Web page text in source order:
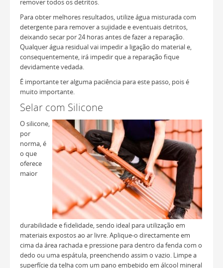
remover todos os detritos.
Para obter melhores resultados, utilize água misturada com
detergente para remover a sujidade e eventuais detritos,
deixando secar por 24 horas antes de fazer a reparação.
Qualquer água residual vai impedir a ligação do material e,
consequentemente, irá impedir que a reparação fique
devidamente vedada.
É importante ter alguma paciência para este passo, pois é
muito importante.
Selar com Silicone
O silicone,
por
norma, é
o que
oferece
maior
durabilidade e fidelidade, sendo ideal para utilização em
materiais expostos ao ar livre. Aplique-o directamente em
cima da área rachada e pressione para dentro da fenda com o
dedo ou uma espátula, preenchendo assim o vazio. Limpe a
superfície da telha com um pano embebido em álcool mineral